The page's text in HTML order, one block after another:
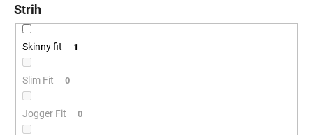
Strih
Skinny fit 1
Slim Fit 0
Jogger Fit 0